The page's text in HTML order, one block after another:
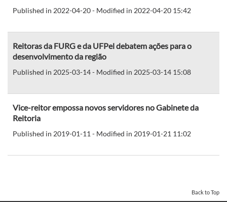
Published in 2022-04-20 - Modified in 2022-04-20 15:42
Reitoras da FURG e da UFPel debatem ações para o
desenvolvimento da região
Published in 2025-03-14 - Modified in 2025-03-14 15:08
Vice-reitor empossa novos servidores no Gabinete da
Reitoria
Published in 2019-01-11 - Modified in 2019-01-21 11:02
Back to Top